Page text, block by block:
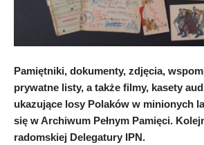
Pamiętniki, dokumenty, zdjęcia,
prywatne listy, a także filmy, kasety
ukazujące losy Polaków w minionych
się w Archiwum Pełnym Pamięci.
radomskiej Delegatury IPN.